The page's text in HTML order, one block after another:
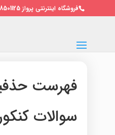
فروشگاه اینترنتی پرواز 09128501125 / 02122691010
فهرست
سوالات